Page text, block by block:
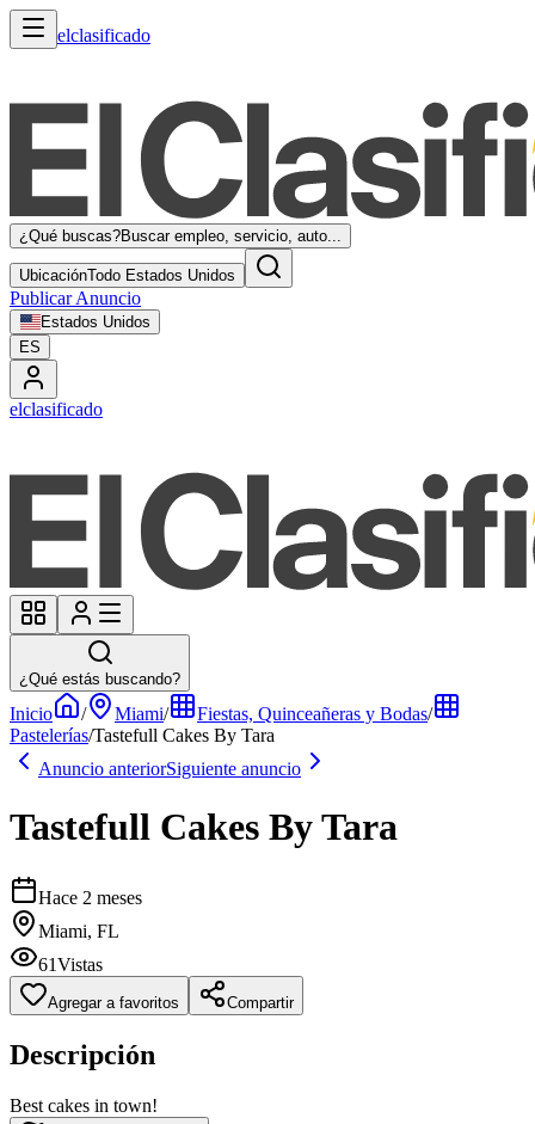
elclasificado
¿Qué buscas?Buscar empleo, servicio, auto...
UbicaciónTodo Estados Unidos
Publicar Anuncio
Estados Unidos
ES
elclasificado
¿Qué estás buscando?
Inicio / Miami/ Fiestas, Quinceañeras y Bodas/
Pastelerías/Tastefull Cakes By Tara
Anuncio anteriorSiguiente anuncio
Tastefull Cakes By Tara
Hace 2 meses
Miami, FL
61Vistas
Agregar a favoritos Compartir
Descripción
Best cakes in town!